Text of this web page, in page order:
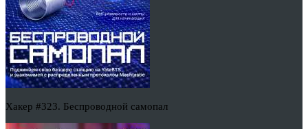
Хакер #323. Беспроводной самопал